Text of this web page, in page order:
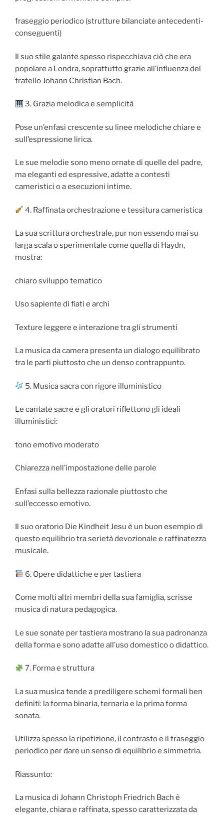
fraseggio periodico (strutture bilanciate antecedenti-
conseguenti)
Il suo stile galante spesso rispecchiava ciò che era
popolare a Londra, soprattutto grazie all’influenza del
fratello Johann Christian Bach.
3. Grazia melodica e semplicità
Pose un’enfasi crescente su linee melodiche chiare e
sull’espressione lirica.
Le sue melodie sono meno ornate di quelle del padre,
ma eleganti ed espressive, adatte a contesti
cameristici o a esecuzioni intime.
4. Raffinata orchestrazione e tessitura cameristica
La sua scrittura orchestrale, pur non essendo mai su
larga scala o sperimentale come quella di Haydn,
mostra:
chiaro sviluppo tematico
Uso sapiente di fiati e archi
Texture leggere e interazione tra gli strumenti
La musica da camera presenta un dialogo equilibrato
tra le parti piuttosto che un denso contrappunto.
5. Musica sacra con rigore illuministico
Le cantate sacre e gli oratori riflettono gli ideali
illuministici:
tono emotivo moderato
Chiarezza nell’impostazione delle parole
Enfasi sulla bellezza razionale piuttosto che
sull’eccesso emotivo.
Il suo oratorio Die Kindheit Jesu è un buon esempio di
questo equilibrio tra serietà devozionale e raffinatezza
musicale.
6. Opere didattiche e per tastiera
Come molti altri membri della sua famiglia, scrisse
musica di natura pedagogica.
Le sue sonate per tastiera mostrano la sua padronanza
della forma e sono adatte all’uso domestico o didattico.
7. Forma e struttura
La sua musica tende a prediligere schemi formali ben
definiti: la forma binaria, ternaria e la prima forma
sonata.
Utilizza spesso la ripetizione, il contrasto e il fraseggio
periodico per dare un senso di equilibrio e simmetria.
Riassunto:
La musica di Johann Christoph Friedrich Bach è
elegante, chiara e raffinata, spesso caratterizzata da